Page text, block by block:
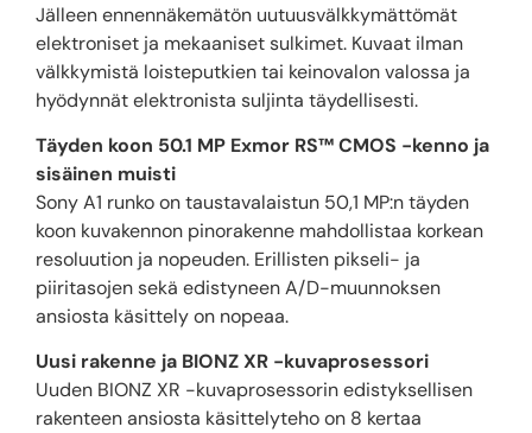
Jälleen ennennäkemätön uutuusvälkkymättömät
elektroniset ja mekaaniset sulkimet. Kuvaat ilman
välkkymistä loisteputkien tai keinovalon valossa ja
hyödynnät elektronista suljinta täydellisesti.
Täyden koon 50.1 MP Exmor RS™ CMOS -kenno ja
sisäinen muisti
Sony A1 runko on taustavalaistun 50,1 MP:n täyden
koon kuvakennon pinorakenne mahdollistaa korkean
resoluution ja nopeuden. Erillisten pikseli- ja
piiritasojen sekä edistyneen A/D-muunnoksen
ansiosta käsittely on nopeaa.
Uusi rakenne ja BIONZ XR -kuvaprosessori
Uuden BIONZ XR -kuvaprosessorin edistyksellisen
rakenteen ansiosta käsittelyteho on 8 kertaa